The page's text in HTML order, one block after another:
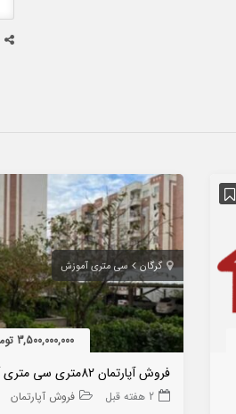
گرگان سی متری آموزش
3,500,000,000 تومان
2 هفته قبل فروش آپارتمان